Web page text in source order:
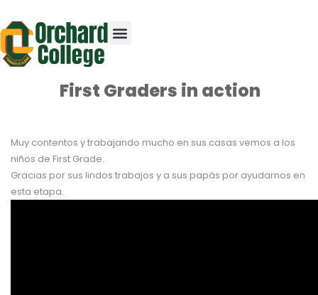
First Graders in action
Muy contentos y trabajando mucho en sus casas vemos a los
niños de First Grade.
Gracias por sus lindos trabajos y a sus papás por ayudarnos en
esta etapa.